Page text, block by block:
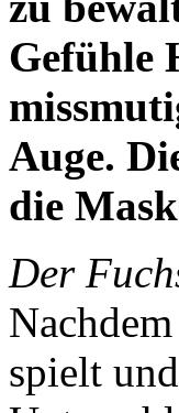
Gefühle
Auge.
die
Der
spielt